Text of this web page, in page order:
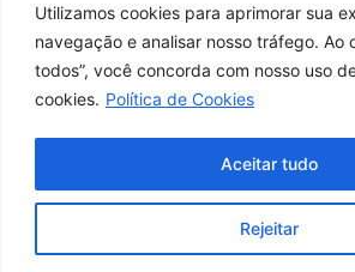
Utilizamos cookies para aprimorar sua
navegação e analisar nosso tráfego. Ao
todos”, você concorda com nosso uso
cookies. Política de Cookies
Rejeitar
Aceitar tudo
Horários de atendimento:
Whatsapp: (21) 2569-2398